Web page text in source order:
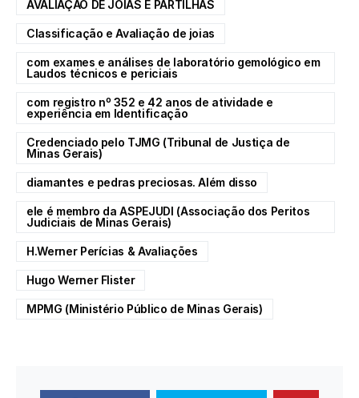
AVALIAÇÃO DE JOIAS E PARTILHAS
Classificação e Avaliação de joias
com exames e análises de laboratório gemológico em
Laudos técnicos e periciais
com registro nº 352 e 42 anos de atividade e
experiência em Identificação
Credenciado pelo TJMG (Tribunal de Justiça de
Minas Gerais)
diamantes e pedras preciosas. Além disso
ele é membro da ASPEJUDI (Associação dos Peritos
Judiciais de Minas Gerais)
H.Werner Perícias & Avaliações
Hugo Werner Flister
MPMG (Ministério Público de Minas Gerais)